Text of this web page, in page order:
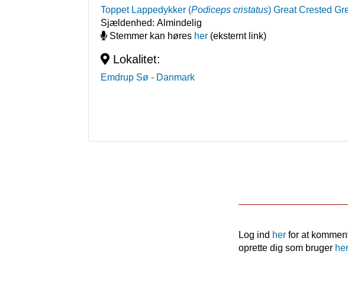
Toppet Lappedykker (Podiceps cristatus)Great Crested
Sjældenhed:Almindelig
Stemmer kan høres her (eksternt link)
Lokalitet:
Emdrup Sø - Danmark
Log ind her for at
oprette dig som bruger